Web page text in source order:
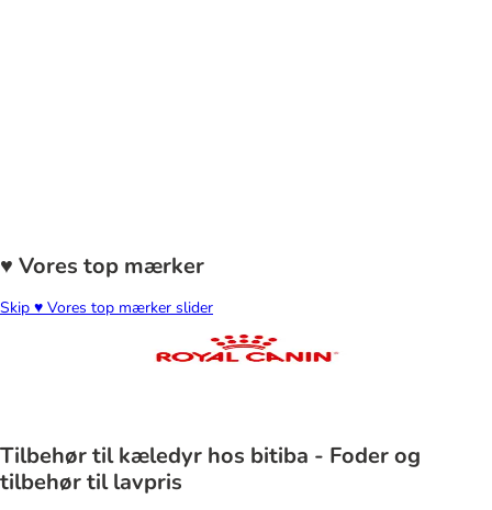
♥ Vores top mærker
Skip ♥ Vores top mærker slider
Tilbehør til kæledyr hos bitiba - Foder og
tilbehør til lavpris